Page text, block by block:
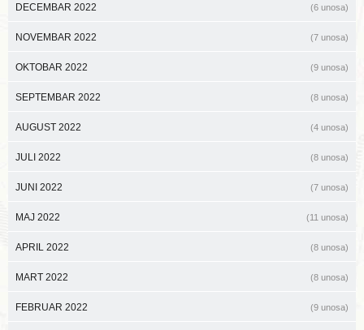
DECEMBAR 2022 (6 unosa)
NOVEMBAR 2022 (7 unosa)
OKTOBAR 2022 (9 unosa)
SEPTEMBAR 2022 (8 unosa)
AUGUST 2022 (4 unosa)
JULI 2022 (8 unosa)
JUNI 2022 (7 unosa)
MAJ 2022 (11 unosa)
APRIL 2022 (8 unosa)
MART 2022 (8 unosa)
FEBRUAR 2022 (9 unosa)